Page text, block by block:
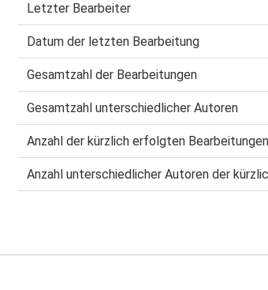
Letzter Bearbeiter
Datum der letzten Bearbeitung
Gesamtzahl der Bearbeitungen
Gesamtzahl unterschiedlicher Autoren
Anzahl der kürzlich erfolgten
Anzahl unterschiedlicher Autoren der